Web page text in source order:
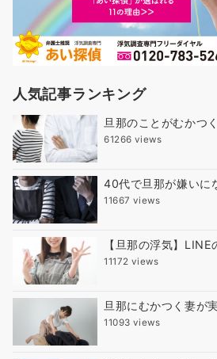
人気記事ランキング
旦那のことがむかつ
61266 views
40代で旦那が嫌いに
11667 views
【旦那の浮気】
11172 views
旦那にむかつく妻が
11093 views